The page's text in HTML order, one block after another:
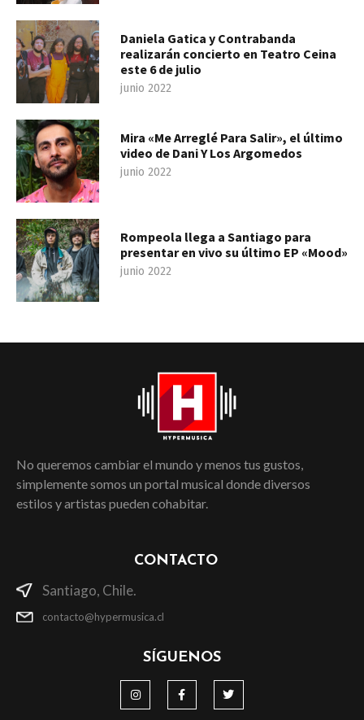
Daniela Gatica y Contrabanda
realizarán concierto en Teatro Ceina
este 6 de julio
junio 2022
Mira «Me Arreglé Para Salir», el último
video de Dani Y Los Argomedos
junio 2022
Rompeola llega a Santiago para
presentar en vivo su último EP «Mood»
junio 2022
No queremos cambiar el mundo y menos tus gustos,
simplemente somos un portal musical donde diversos
estilos y artistas pueden cohabitar.
CONTACTO
Santiago, Chile.
contacto@hypermusica.cl
SÍGUENOS